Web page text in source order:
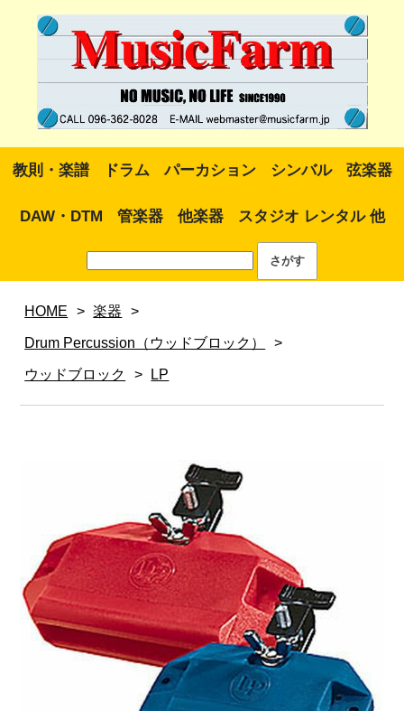
教則・楽譜 ドラム パーカション シンバル 弦楽器
DAW・DTM 管楽器 他楽器 スタジオ レンタル 他
HOME > 楽器 >
Drum Percussion（ウッドブロック） >
ウッドブロック > LP